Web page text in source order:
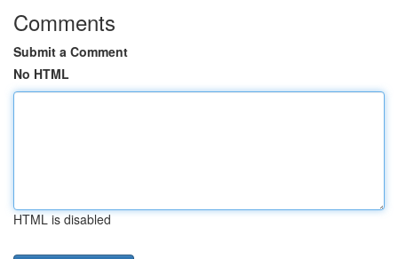
Comments
Submit a Comment
No HTML
HTML is disabled